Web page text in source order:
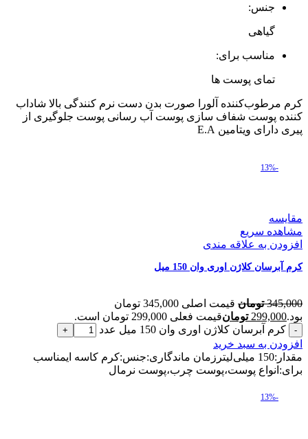
جنس:
گیاهی
مناسب برای:
تمای پوست ها
کرم مرطوب‌کننده آلورا صورت بدن دست نرم کنندگی بالا شاداب
کننده پوست شفاف سازی پوست آب رسانی پوست جلوگیری از
پیری دارای ویتامین E.A
-13%
مقایسه
مشاهده سریع
افزودن به علاقه مندی
کرم آبرسان کلاژن اوری وان 150 میل
345,000 تومان
قیمت اصلی 345,000 تومان
بود.299,000 تومانقیمت فعلی 299,000 تومان است.
کرم آبرسان کلاژن اوری وان 150 میل عدد
افزودن به سبد خرید
مقدار:150 میلی‌لیترزمان ماندگاری:جنس:کرم کاسه ایمناسب
برای:انواع پوست،پوست چرب،پوست نرمال
-13%